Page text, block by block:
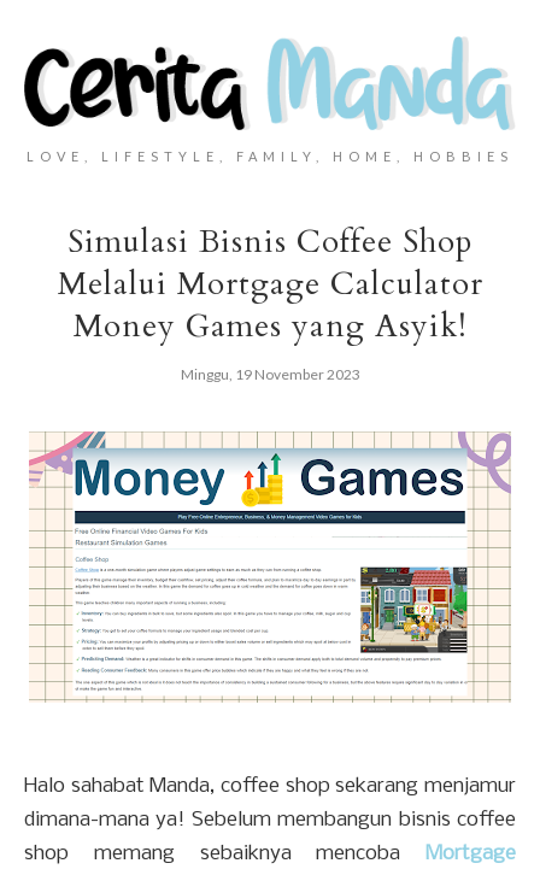
LOVE, LIFESTYLE, FAMILY, HOME, HOBBIES
Simulasi Bisnis Coffee Shop
Melalui Mortgage Calculator
Money Games yang Asyik!
Minggu, 19 November 2023
Halo sahabat Manda, coffee shop sekarang menjamur
dimana-mana ya! Sebelum membangun bisnis coffee
shop memang sebaiknya mencoba Mortgage